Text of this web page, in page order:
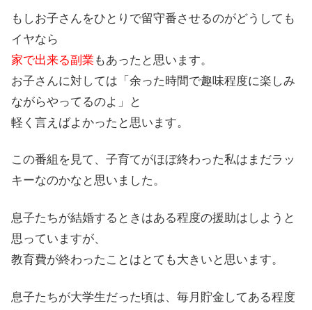
もしお子さんをひとりで留守番させるのがどうしても
イヤなら
家で出来る副業 もあったと思います。
お子さんに対しては「余った時間で趣味程度に楽しみ
ながらやってるのよ」と
軽く言えばよかったと思います。
この番組を見て、子育てがほぼ終わった私はまだラッ
キーなのかなと思いました。
息子たちが結婚するときはある程度の援助はしようと
思っていますが、
教育費が終わったことはとても大きいと思います。
息子たちが大学生だった頃は、毎月貯金してある程度